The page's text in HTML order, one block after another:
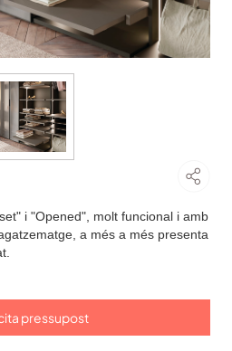
i "Opened", molt funcional i amb
a més a més presenta
pressupost